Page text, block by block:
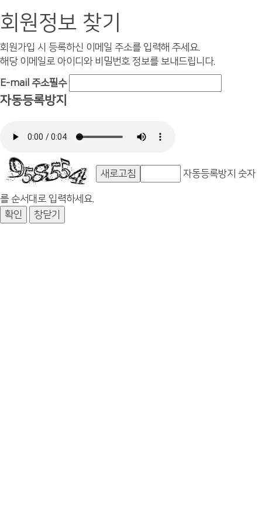
회원정보 찾기
회원가입 시 등록하신 이메일 주소를 입력해 주세요.
해당 이메일로 아이디와 비밀번호 정보를 보내드립니다.
E-mail 주소필수
자동등록방지
새로고침 자동등록방지 숫자
를 순서대로 입력하세요.
창닫기